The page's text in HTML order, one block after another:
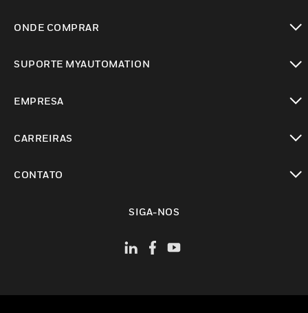
ONDE COMPRAR
SUPORTE MYAUTOMATION
EMPRESA
CARREIRAS
CONTATO
SIGA-NOS